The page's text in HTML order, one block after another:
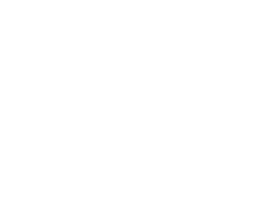
二、
► 软管总